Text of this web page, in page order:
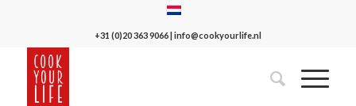
+31 (0)20 363 9066| info@cookyourlife.nl